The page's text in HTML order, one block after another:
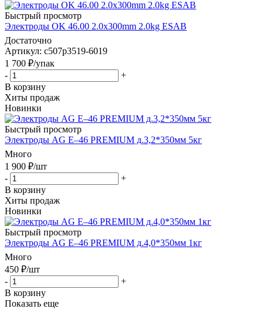
Быстрый просмотр
Электроды OK 46.00 2.0x300mm 2.0kg ESAB
Достаточно
Артикул: c507p3519-6019
1 700 ₽/упак
-
+
В корзину
Хиты продаж
Новинки
Быстрый просмотр
Электроды AG E–46 PREMIUM д.3,2*350мм 5кг
Много
1 900 ₽/шт
-
+
В корзину
Хиты продаж
Новинки
Быстрый просмотр
Электроды AG E–46 PREMIUM д.4,0*350мм 1кг
Много
450 ₽/шт
-
+
В корзину
Показать еще